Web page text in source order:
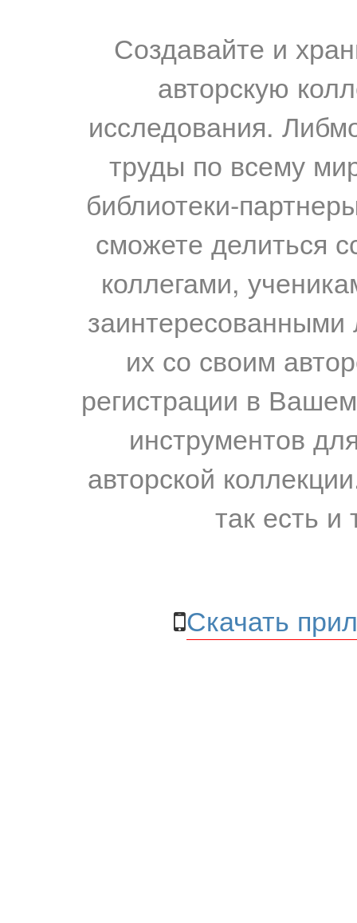
Создавайте и
авторскую
исследования.
труды по всему
библиотеки-
сможете делиться
коллегами,
их со своим
регистрации в
инструментов
авторской
так есть и
Скачать